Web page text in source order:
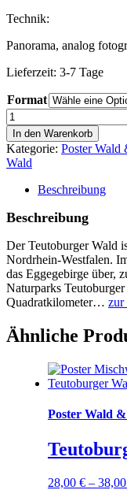
Technik:
Panorama, analog
Lieferzeit: 3-7 Tage
Format
Teutoburger
Wald
Poster
01
Menge
In den Warenkorb
Kategorie: Poster Wald
Wald
Beschreibung
Beschreibung
Der Teutoburger Wald
Nordrhein-Westfalen.
das Eggegebirge über,
Naturparks
Quadratkilometer… zur
Ähnliche
Poster Wald
28,00 €– 38,00